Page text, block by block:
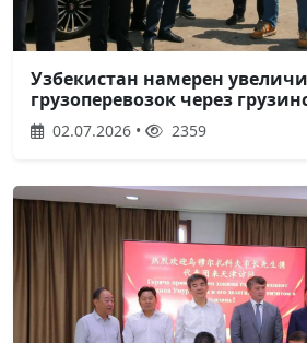
Узбекистан намерен
грузоперевозок через
02.07.2026 • 2359